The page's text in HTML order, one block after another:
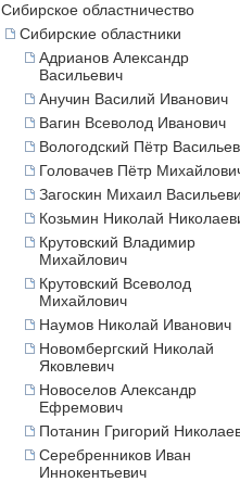
Сибирское областничество
Сибирские областники
Адрианов Александр
Васильевич
Анучин Василий Иванович
Вагин Всеволод Иванович
Вологодский Пётр
Головачев Пётр
Загоскин Михаил
Козьмин Николай
Крутовский Владимир
Михайлович
Крутовский Всеволод
Михайлович
Наумов Николай Иванович
Новомбергский Николай
Яковлевич
Новоселов Александр
Ефремович
Потанин Григорий
Серебренников Иван
Иннокентьевич